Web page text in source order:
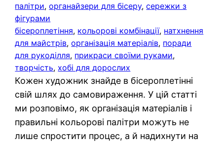
палітри, органайзери для бісеру, сережки з
фігурами
бісероплетіння, кольорові комбінації, натхнення
для майстрів, організація матеріалів, поради
для рукоділля, прикраси своїми руками
творчість, хобі для дорослих
Кожен художник знайде в бісероплетінні
свій шлях до самовираження. У цій статті
ми розповімо, як організація матеріалів і
правильні кольорові палітри можуть не
лише спростити процес, а й надихнути на